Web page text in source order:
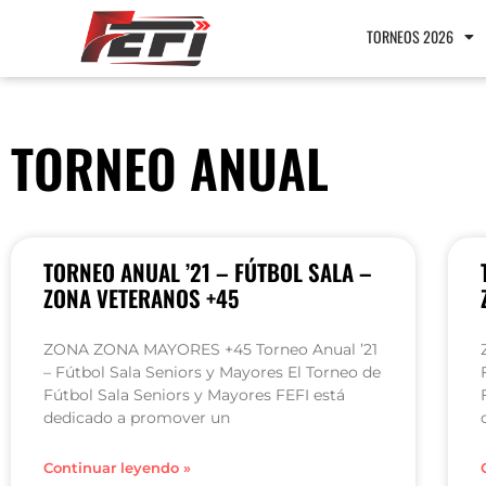
TORNEOS 2026
TORNEO ANUAL
TORNEO ANUAL ’21 – FÚTBOL SALA –
ZONA VETERANOS +45
ZONA ZONA MAYORES +45 Torneo Anual ’21
– Fútbol Sala Seniors y Mayores El Torneo de
Fútbol Sala Seniors y Mayores FEFI está
dedicado a promover un
Continuar leyendo »